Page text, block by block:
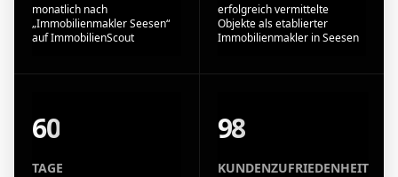
monatlich nach
„Immobilienmakler Seesen“
auf ImmobilienScout
erfolgreich vermittelte
Objekte als etablierter
Immobilienmakler in Seesen
60
TAGE
98
KUNDENZUFRIEDENHEIT